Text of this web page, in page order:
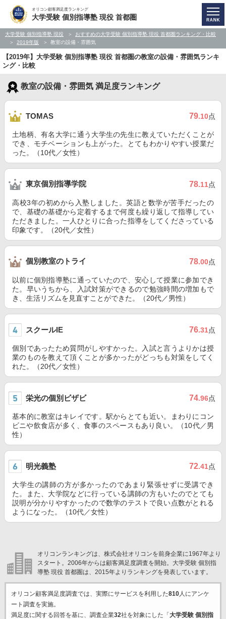
オリコン顧客満足度ランキング
大学受験 個別指導塾 現役 首都圏
大学受験 個別指導塾 現役
おすすめの大学受験 個別指導塾 現役 首都圏ランキング・比較
2019年版
教室の設備・雰囲気
【2019年】大学受験 個別指導塾 現役 首都圏の教室の設備・雰囲気ランキ
ング・比較
教室の設備・雰囲気 満足度ランキング
TOMAS 79.10点
土地柄、有名大学に通う大学生の先生に教えていただくことが
でき、モチベーションも上がった。とてもわかりやすい授業だ
った。（10代／女性）
東京個別指導学院 78.11点
高校3年の初めから入塾しました。英語と数学が苦手だったの
で、基礎の基礎から定着するまで何度も繰り返して指導してい
ただきました。一人ひとりに合った指導をしてくださっている
印象です。（20代／女性）
個別教室のトライ 78.00点
以前に個別指導塾に通っていたので、安心して授業に参加でき
た。早いうちから、入試対策ができるので勉強時間の増加もで
き、生活リズムを見直すことができた。（20代／男性）
スクールIE 76.31点
個別であったため質問がしやすかった。入試と言うよりかは授
業のものを教えて頂くことが多かったがどっちも対策をしてく
れた。（20代／女性）
栄光の個別ビザビ 74.96点
基本的に教室はキレイです。駅からとても近い。まわりにコン
ビニや飲食店が多く、食事のスペースもあり良い。（10代／男
性）
明光義塾 72.41点
大学生の講師の方が多かったのであまり緊張せずに受講でき
た。また、大学院などに行っている講師の方もいたのでとても
説明が分かりやすかったので数学のテストで良い点数がとれる
ようになった。（10代／女性）
オリコンランキングは、株式会社オリコンを前身企業に1967年より
スタート。2006年からは顧客満足度調査を開始。大学受験 個別指
導塾 現役 首都圏は、2015年よりランキングを発表しています。
オリコン顧客満足度調査では、実際にサービスを利用した810人にアンケ
ート調査を実施。
満足度に関する回答を基に、調査企業32社を対象にした「 大学受験 個別指